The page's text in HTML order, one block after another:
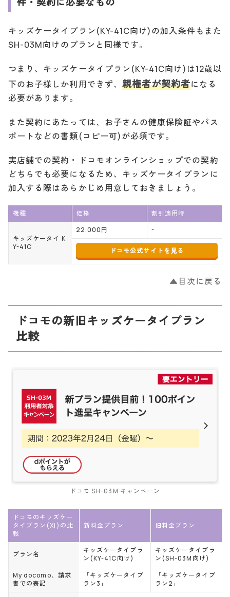
キッズケータイプラン(KY-41C向け)の加入条件もまた
SH-03M向けのプランと同様です。
つまり、キッズケータイプラン(KY-41C向け)は12歳以
下のお子様しか利用できず、 親権者が契約者になる
必要があります。
また契約にあたっては、お子さんの健康保険証やパス
ポートなどの書類(コピー可)が必須です。
実店舗での契約・ドコモオンラインショップでの契約
どちらでも必要になるため、キッズケータイプランに
加入する際はあらかじめ用意しておきましょう。
機種 価格 割引適用時
キッズケータイ K
Y-41C
22,000円 -
ドコモ公式サイトを見る
▲目次に戻る
ドコモの新旧キッズケータイプラン
比較
ドコモ SH-03M キャンペーン
ドコモのキッズケー
タイプラン(Xi)の比
較
新料金プラン 旧料金プラン
プラン名
キッズケータイプラ
ン(KY-41C向け)
キッズケータイプラ
ン(SH-03M向け)
My docomo、請求
書での表記
「キッズケータイプ
ラン3」
「キッズケータイプ
ラン2」